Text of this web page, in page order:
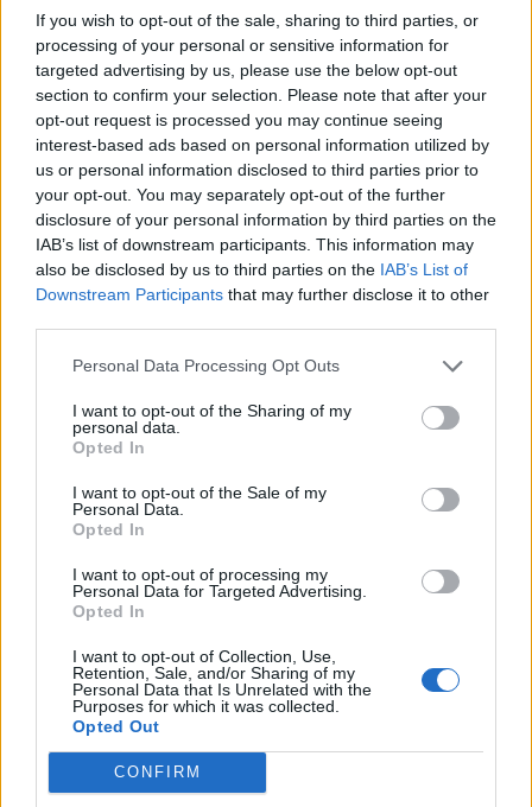
If you wish to opt-out of the sale, sharing to third parties, or
processing of your personal or sensitive information for
targeted advertising by us, please use the below opt-out
section to confirm your selection. Please note that after your
opt-out request is processed you may continue seeing
interest-based ads based on personal information utilized by
us or personal information disclosed to third parties prior to
your opt-out. You may separately opt-out of the further
disclosure of your personal information by third parties on the
IAB’s list of downstream participants. This information may
also be disclosed by us to third parties on the IAB’s List of
Downstream Participants that may further disclose it to other
Personal Data Processing Opt Outs
I want to opt-out of the Sharing of my
personal data.
Opted In
I want to opt-out of the Sale of my
Personal Data.
Opted In
I want to opt-out of processing my
Personal Data for Targeted Advertising.
Opted In
I want to opt-out of Collection, Use,
Retention, Sale, and/or Sharing of my
Personal Data that Is Unrelated with the
Purposes for which it was collected.
Opted Out
CONFIRM
23/08/2022 - 14:10
Νέα εξέταση ματιών εντοπίζει τον αυτισμό στα
παιδιά